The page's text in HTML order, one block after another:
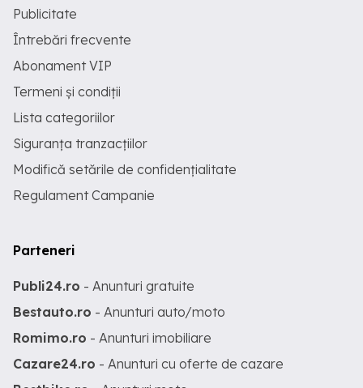
Publicitate
Întrebări frecvente
Abonament VIP
Termeni și condiții
Lista categoriilor
Siguranța tranzacțiilor
Modifică setările de confidențialitate
Regulament Campanie
Parteneri
Publi24.ro - Anunturi gratuite
Bestauto.ro - Anunturi auto/moto
Romimo.ro - Anunturi imobiliare
Cazare24.ro - Anunturi cu oferte de cazare